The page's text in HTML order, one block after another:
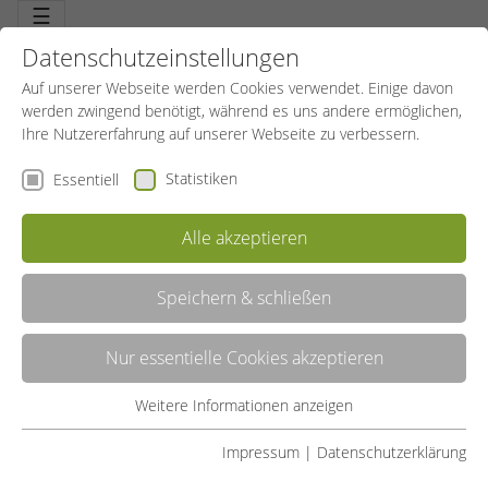
☰
INNOVATION UND TEAMGEIST: EIN
EINBLICK IN UNSERE LEGO® SERIOUS
PLAY® WORKSHOPS IN KITAS
SportBildungswerk Allgemein
Datenschutzeinstellungen
Auf unserer Webseite werden Cookies verwendet. Einige davon
werden zwingend benötigt, während es uns andere ermöglichen,
Ihre Nutzererfahrung auf unserer Webseite zu verbessern.
Essentiell Statistiken
Alle akzeptieren
Speichern & schließen
Nur essentielle Cookies akzeptieren
Essentielle Cookies werden für grundlegende Funktionen der
Weitere Informationen anzeigen
Impressum | Datenschutzerklärung